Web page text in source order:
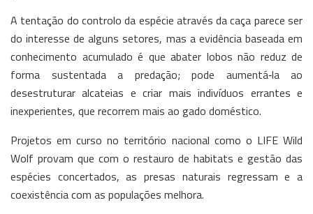
A tentação do controlo da espécie através da caça parece ser
do interesse de alguns setores, mas a evidência baseada em
conhecimento acumulado é que abater lobos não reduz de
forma sustentada a predação; pode aumentá‑la ao
desestruturar alcateias e criar mais indivíduos errantes e
inexperientes, que recorrem mais ao gado doméstico.
Projetos em curso no território nacional como o LIFE Wild
Wolf provam que com o restauro de habitats e gestão das
espécies concertados, as presas naturais regressam e a
coexistência com as populações melhora.